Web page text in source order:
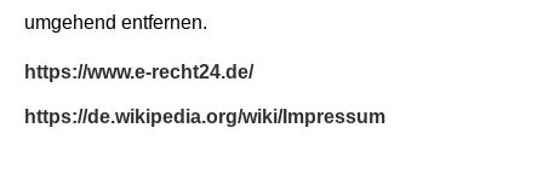
umgehend entfernen.
https://www.e-recht24.de/
https://de.wikipedia.org/wiki/Impressum